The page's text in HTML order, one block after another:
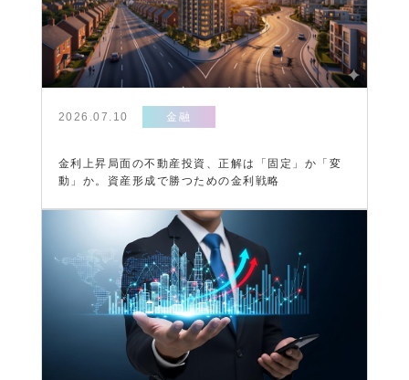
2026.07.10 金融
金利上昇局面の不動産投資、正解は「固定」か「変
動」か。資産形成で勝つための金利戦略